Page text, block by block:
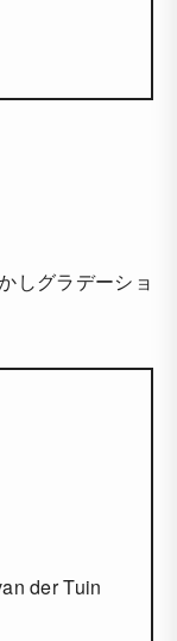
しグラデーショ
der Tuin